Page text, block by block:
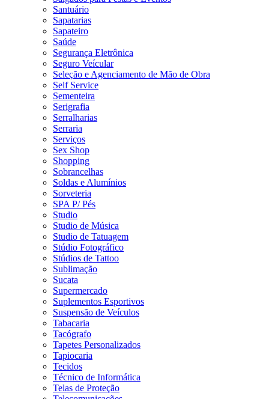
Santuário
Sapatarias
Sapateiro
Saúde
Segurança Eletrônica
Seguro Veícular
Seleção e Agenciamento de Mão de Obra
Self Service
Sementeira
Serigrafia
Serralharias
Serraria
Serviços
Sex Shop
Shopping
Sobrancelhas
Soldas e Alumínios
Sorveteria
SPA P/ Pés
Studio
Studio de Música
Studio de Tatuagem
Stúdio Fotográfico
Stúdios de Tattoo
Sublimação
Sucata
Supermercado
Suplementos Esportivos
Suspensão de Veículos
Tabacaria
Tacógrafo
Tapetes Personalizados
Tapiocaria
Tecidos
Técnico de Informática
Telas de Proteção